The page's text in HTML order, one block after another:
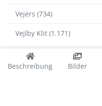
Beschreibung Bilder
Vejers (734)
Vejlby Klit (1.171)
Blåvand